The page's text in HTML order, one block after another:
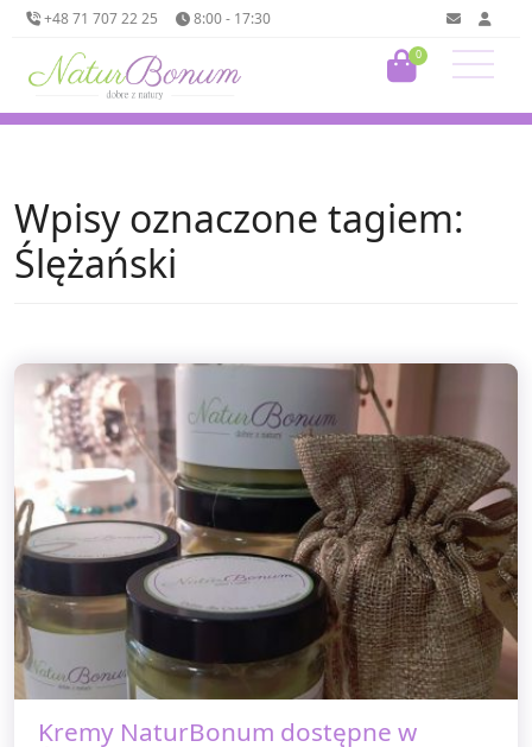
+48 71 707 22 25 8:00 - 17:30
0
Wpisy oznaczone tagiem:
Ślężański
Kremy NaturBonum dostępne w